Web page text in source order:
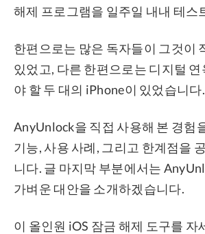
해제 프로그램을 일주일 내내 테스
한편으로는 많은 독자들이 그것이
있었고, 다른 한편으로는 디지털
야 할 두 대의 iPhone이 있었습니다.
AnyUnlock을 직접 사용해 본 경험
기능, 사용 사례, 그리고 한계점을
니다. 글 마지막 부분에서는
가벼운 대안을 소개하겠습니다.
이 올인원 iOS 잠금 해제 도구를 자